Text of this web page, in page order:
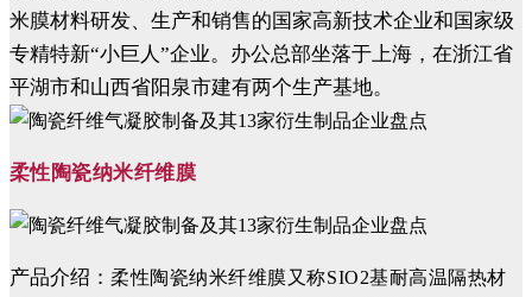
米膜材料研发、生产和销售的国家高新技术企业和国家级
专精特新“小巨人”企业。办公总部坐落于上海，在浙江省
平湖市和山西省阳泉市建有两个生产基地。
柔性陶瓷纳米纤维膜
产品介绍： 柔性陶瓷纳米纤维膜又称SIO2基耐高温隔热材